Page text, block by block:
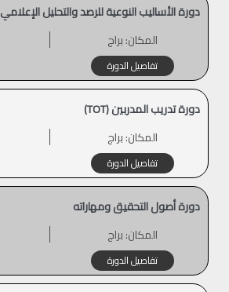
دورة الأساليب النوعية للرصد والتحليل الإعلامي
المكان:براج
تفاصيل الدورة
دورة تدريب المدربين (TOT)
المكان:براج
تفاصيل الدورة
دورة أصول التحقيق ومهاراته
المكان:براج
تفاصيل الدورة